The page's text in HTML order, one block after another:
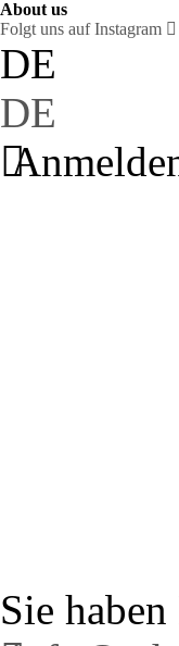
About us
Folgt uns auf Instagram
DE
DE
Sie haben